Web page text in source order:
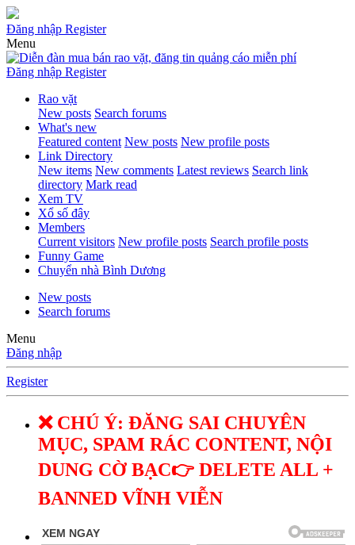
Đăng nhập Register
Menu
Đăng nhập Register
Rao vặt
New posts Search forums
What's new
Featured content New posts New profile posts
Link Directory
New items New comments Latest reviews Search link
directory Mark read
Xem TV
Xổ số đây
Members
Current visitors New profile posts Search profile posts
Funny Game
Chuyển nhà Bình Dương
New posts
Search forums
Menu
Đăng nhập
Register
❌ CHÚ Ý: ĐĂNG SAI CHUYÊN
MỤC, SPAM RÁC CONTENT, NỘI
DUNG CỜ BẠC👉 DELETE ALL +
BANNED VĨNH VIỄN